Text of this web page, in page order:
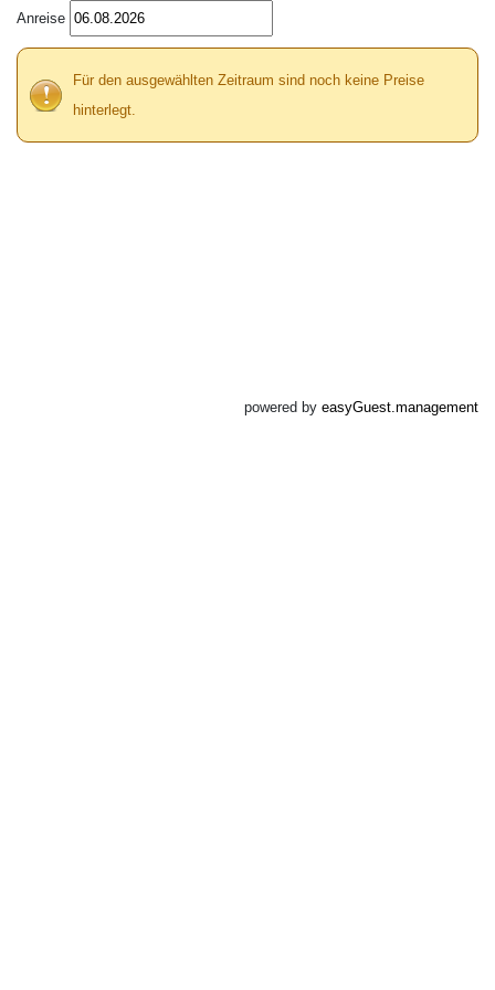
Anreise
Für den ausgewählten Zeitraum sind noch keine Preise
hinterlegt.
powered by easyGuest.management